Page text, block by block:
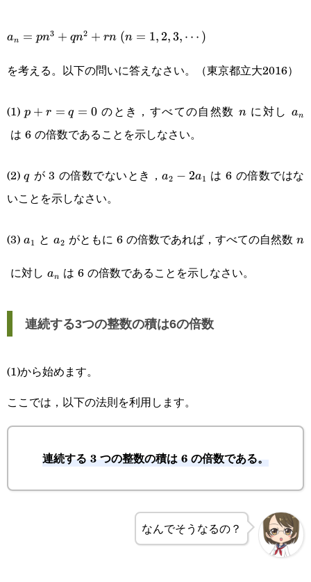
a_n=pn^3+qn^2+rn
an = pn3 + qn2 + rn
(n=1,2,3,\cdots)
(n = 1, 2,3, ⋯ )
を考える。以下の問いに答えなさい。（東京都立大2016）
(1)p + r = q = 0のとき，すべての自然数n に対しan
は 6 の倍数であることを示しなさい。
(2)q が 3 の倍数でないとき，a2 − 2a1
は 6 の倍数ではな
いことを示しなさい。
(3) a1 と a2 がともに 6 の倍数であれば，すべての自然数 n
に対し an は 6 の倍数であることを示しなさい。
連続する3つの整数の積は6の倍数
(1)から始めます。
ここでは，以下の法則を利用します。
連続する 3 つの整数の積は 6 の倍数である。
なんでそうなるの？